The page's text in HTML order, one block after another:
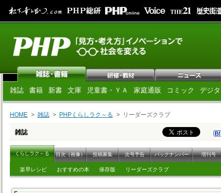
雑誌 書籍 新書 文庫 児童書・ＹＡ 家庭通販 コミック デジ
HOME 雑誌 PHPくらしラク～る リーダーズクラブ
雑誌
くらしラク～る 目次（画像） 投稿募集 次号予告 バックナンバー 増刊号
楽早レシピ おすすめの本 保存版 リーダーズクラブ